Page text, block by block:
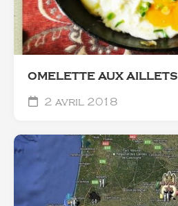
OMELETTE AUX AILLETS
2 avril 2018